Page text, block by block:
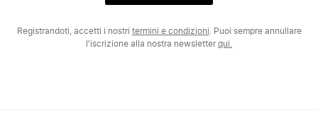
Registrandoti, accetti i nostri termini e condizioni . Puoi sempre annullare
l'iscrizione alla nostra newsletterqui.